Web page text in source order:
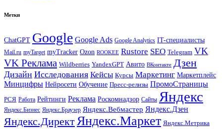
Метки
ChatGPT Google Google Ads Google Analytics IT-специалисты
Mail.ru myTarget myTracker Ozon ROOKEE Rustore SEO Telegram VK
VK Реклама Wildberries YandexGPT Авито ВКонтакте Дзен
Дизайн Исследования Кейсы Курсы Маркетинг Маркетплейс
Минцифры Нейросети Обучение Пресс-релизы ПромоСтраницы
РСЯ Работа Рейтинги Реклама Роскомнадзор Сайты Яндекс
Яндекс.Бизнес Яндекс.Браузер Яндекс.Вебмастер Яндекс.Дзен
Яндекс.ДиректЯндекс.Маркет Яндекс.Метрика